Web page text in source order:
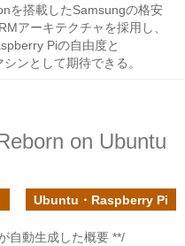
を搭載したSamsungの格安
アーキテクチャを採用し、
Piの自由度と
ンとして期待できる。
on Ubuntu
Ubuntu・Raspberry Pi
自動生成した概要 **/